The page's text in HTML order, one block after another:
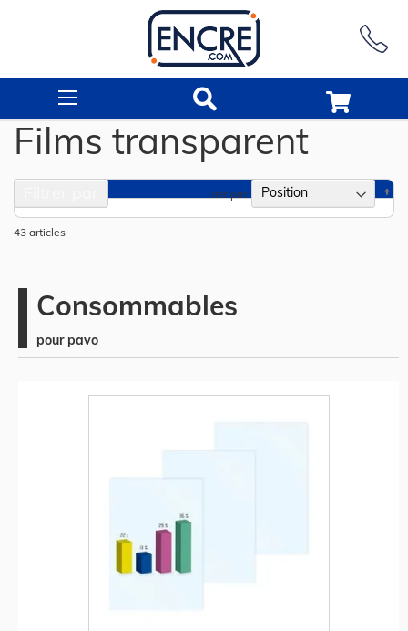
Films transparent
43 articles
Trier par
Consommables
pour pavo